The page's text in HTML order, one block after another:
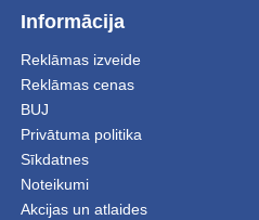
Informācija
Reklāmas izveide
Reklāmas cenas
BUJ
Privātuma politika
Sīkdatnes
Noteikumi
Akcijas un atlaides